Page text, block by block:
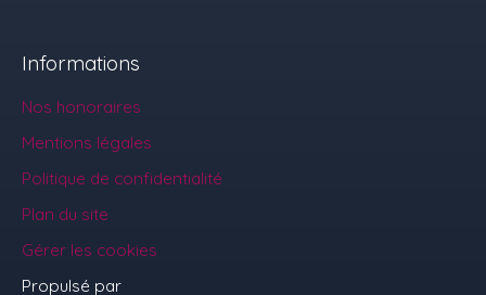
Informations
Nos honoraires
Mentions légales
Politique de confidentialité
Plan du site
Gérer les cookies
Propulsé par